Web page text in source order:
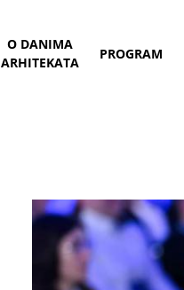
O DANIMA
ARHITEKATA
PROGRAM